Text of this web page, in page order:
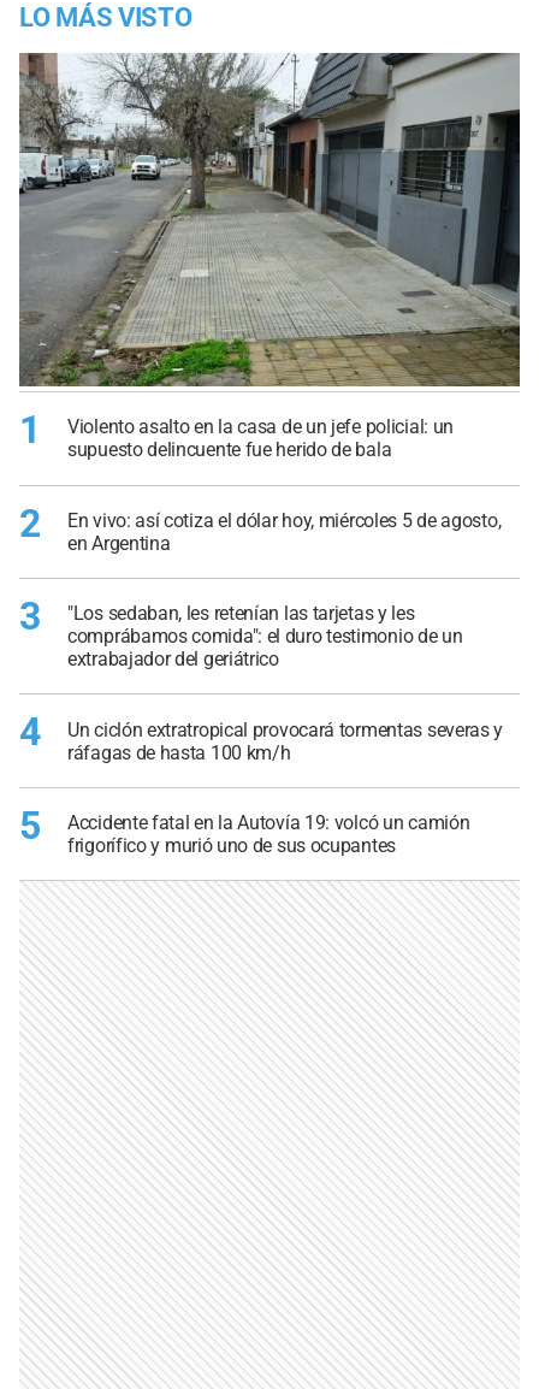
LO MÁS VISTO
1
Violento asalto en la casa de un jefe policial: un
supuesto delincuente fue herido de bala
2
En vivo: así cotiza el dólar hoy, miércoles 5 de agosto,
en Argentina
3
"Los sedaban, les retenían las tarjetas y les
comprábamos comida": el duro testimonio de un
extrabajador del geriátrico
4
Un ciclón extratropical provocará tormentas severas y
ráfagas de hasta 100 km/h
5
Accidente fatal en la Autovía 19: volcó un camión
frigorífico y murió uno de sus ocupantes